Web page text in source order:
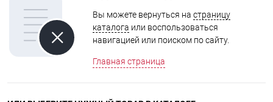
Вы можете вернуться на страницу
каталога или воспользоваться
навигацией или поиском по сайту.
Главная страница